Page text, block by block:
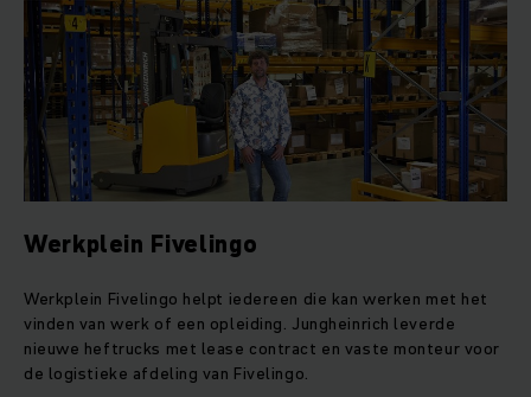
Werkplein Fivelingo
Werkplein Fivelingo helpt iedereen die kan werken met het
vinden van werk of een opleiding. Jungheinrich leverde
nieuwe heftrucks met lease contract en vaste monteur voor
de logistieke afdeling van Fivelingo.